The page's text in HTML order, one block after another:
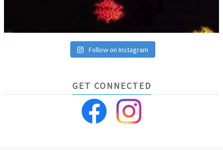
Follow on Instagram
GET CONNECTED